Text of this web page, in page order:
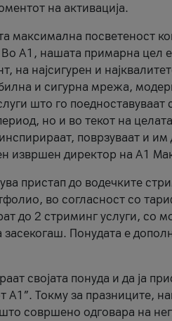
на активација.
максимална посветеност
А1, нашата примарна цел
на најсигурен и
и сигурна мрежа,
што го поедноставуваат
но и во текот на
поврзуваат и
извршен директор на А1
пристап до водечките
во согласност со
до 2 стриминг услуги, со
Понудата е
својата понуда и да ја
А1”. Токму за празниците,
совршено одговара на